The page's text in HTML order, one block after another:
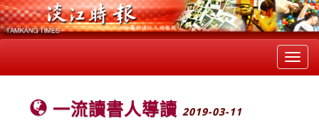
一流讀書人導讀 2019-03-11